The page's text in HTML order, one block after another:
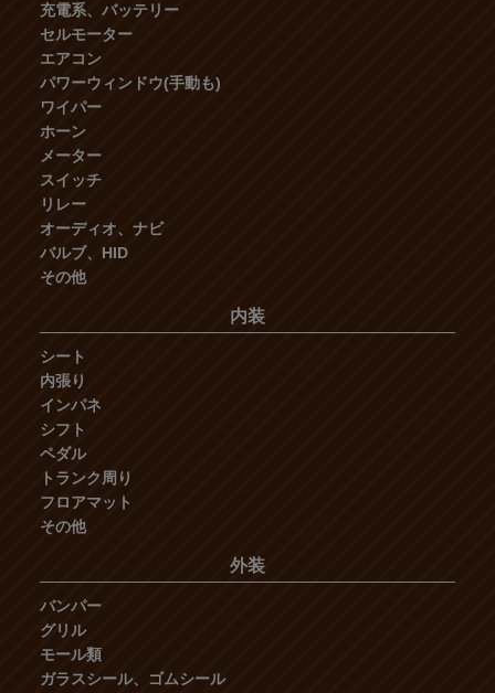
充電系、バッテリー
セルモーター
エアコン
パワーウィンドウ(手動も)
ワイパー
ホーン
メーター
スイッチ
リレー
オーディオ、ナビ
バルブ、HID
その他
内装
シート
内張り
インパネ
シフト
ペダル
トランク周り
フロアマット
その他
外装
バンパー
グリル
モール類
ガラスシール、ゴムシール